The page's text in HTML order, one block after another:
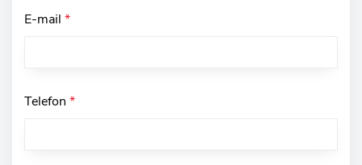
E-mail *
Telefon *